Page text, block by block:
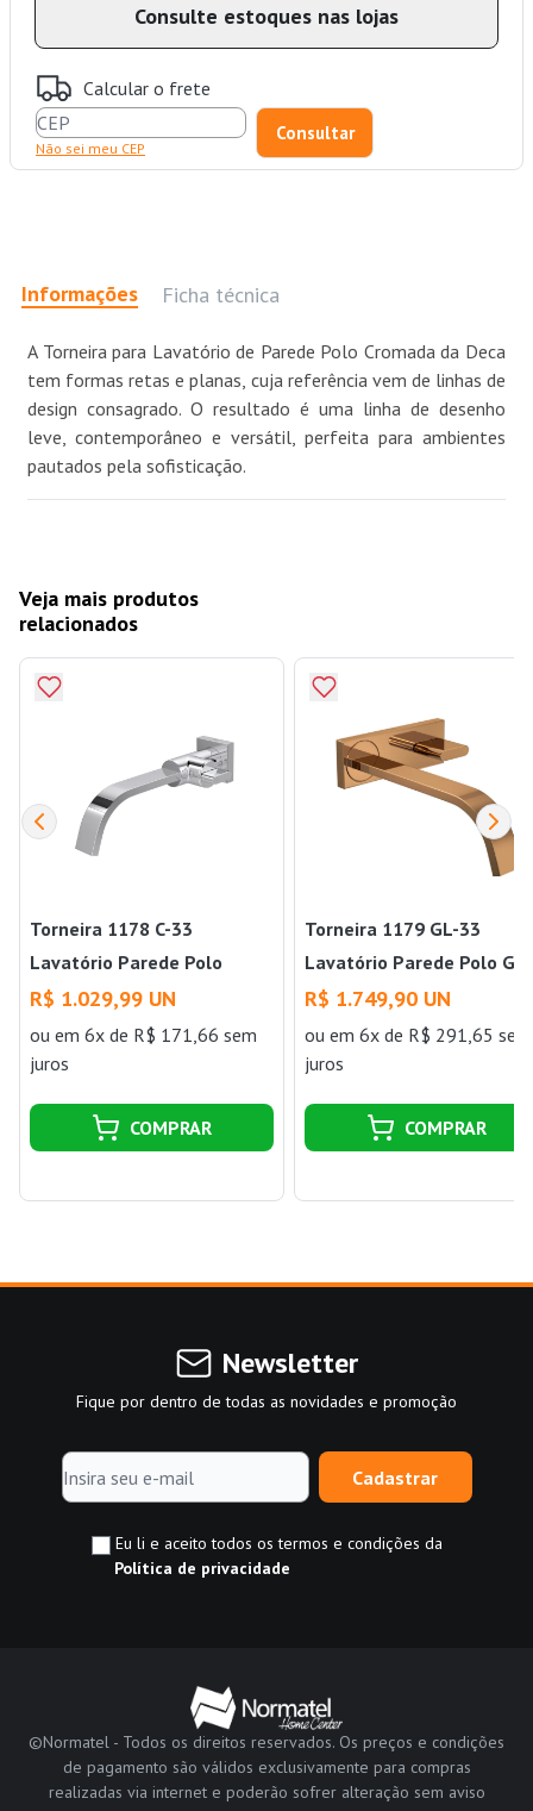
Consulte estoques nas lojas
Calcular o frete
Não sei meu CEP
Informações Ficha técnica
A Torneira para Lavatório de Parede Polo Cromada da Deca
tem formas retas e planas, cuja referência vem de linhas de
design consagrado. O resultado é uma linha de desenho
leve, contemporâneo e versátil, perfeita para ambientes
pautados pela sofisticação.
Veja mais produtos
relacionados
Torneira 1178 C-33
Lavatório Parede Polo
Cromado Deca
R$ 1.029,99 UN
ou em 6x de R$ 171,66 sem
juros
COMPRAR
Torneira 1179 GL-33
Lavatório Parede Polo
Deca
R$ 1.749,90 UN
ouem 6x de R$ 291,65 sem
juros
COMPRAR
Newsletter
Fique por dentro de todas as novidades e promoção
Cadastrar
Eu li e aceito todos os termos e condições da
Política de privacidade
©Normatel - Todos os direitos reservados. Os preços e condições
de pagamento são válidos exclusivamente para compras
realizadas via internet e poderão sofrer alteração sem aviso